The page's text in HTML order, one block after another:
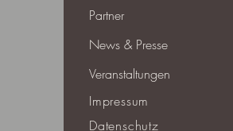
Partner
News & Presse
Veranstaltungen
Impressum
Datenschutz